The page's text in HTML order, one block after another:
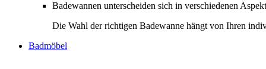
Badewannen unterscheiden sich in verschiedenen
Die Wahl der richtigen Badewanne hängt von Ihren
Badmöbel